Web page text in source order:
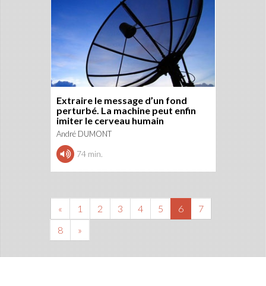
Extraire le message d’un fond
perturbé. La machine peut enfin
imiter le cerveau humain
André DUMONT
74 min.
« 1 2 3 4 5 6
7
8
»